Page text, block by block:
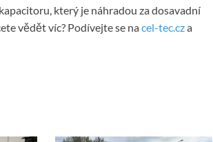
který je náhradou za dosavadní
vědět víc? Podívejte se nacel-tec.cza